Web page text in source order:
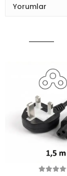
Yorumlar